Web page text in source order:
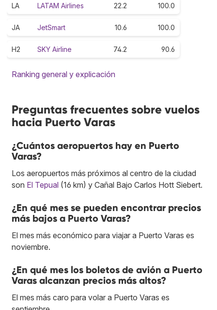
LA LATAM Airlines 22.2 100.0
JA JetSmart 10.6 100.0
H2 SKY Airline 74.2 90.6
Ranking general y explicación
Preguntas frecuentes sobre vuelos
hacia Puerto Varas
¿Cuántos aeropuertos hay en Puerto
Varas?
Los aeropuertos más próximos al centro de la ciudad
son El Tepual (16 km) y Cañal Bajo Carlos Hott Siebert.
¿En qué mes se pueden encontrar precios
más bajos a Puerto Varas?
El mes más económico para viajar a Puerto Varas es
noviembre.
¿En qué mes los boletos de avión a Puerto
Varas alcanzan precios más altos?
El mes más caro para volar a Puerto Varas es